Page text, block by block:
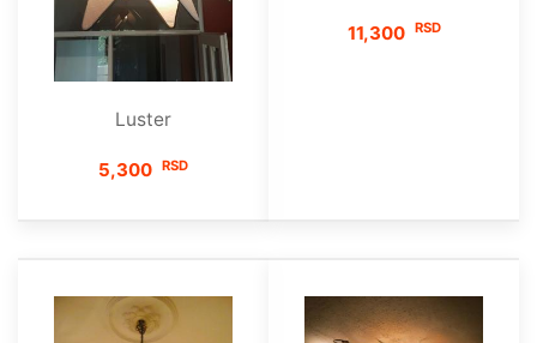
Luster
5,300 RSD
11,300 RSD